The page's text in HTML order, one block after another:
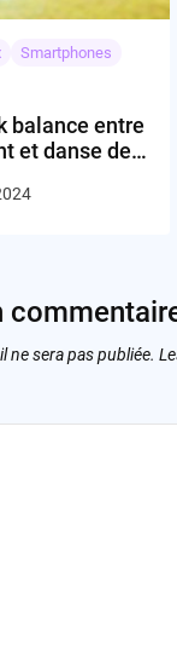
Smartphones
balance entre
et danse de
ne sera pas publiée.